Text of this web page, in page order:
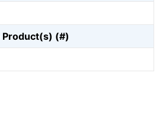
Product(s) (#)